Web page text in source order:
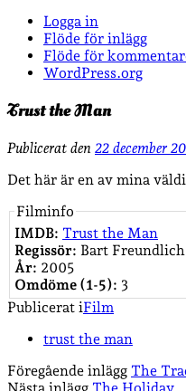
Logga in
Flöde för inlägg
Flöde för
WordPress.org
Trust the Man
Publicerat den 22 december
Det här är en av mina
Filminfo
IMDB: Trust the Man
Regissör: Bart Freundlich
År: 2005
Omdöme (1-5): 3
Publicerat iFilm
trust the man
Föregående inlägg The